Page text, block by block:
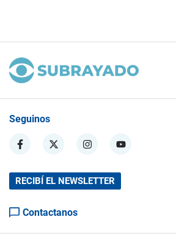
Seguinos
RECIBÍ EL NEWSLETTER
Contactanos